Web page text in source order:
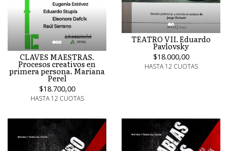
CLAVES MAESTRAS.
Procesos creativos en
primera persona. Mariana
Perel
$18.700,00
HASTA 12 CUOTAS
TEATRO VII. Eduardo
Pavlovsky
$18.000,00
HASTA 12 CUOTAS